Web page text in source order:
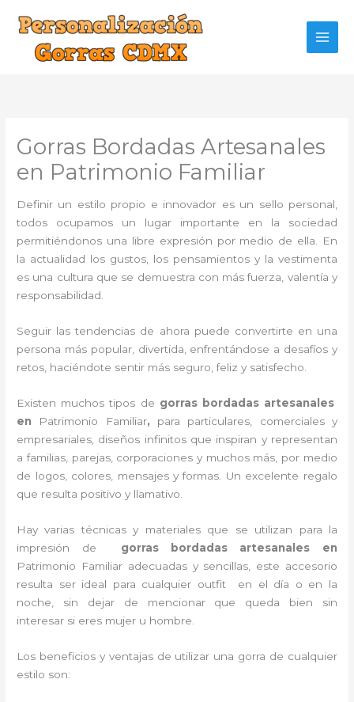
contenido
Gorras Bordadas Artesanales
en Patrimonio Familiar
Definir un estilo propio e innovador es un sello personal,
todos ocupamos un lugar importante en la sociedad
permitiéndonos una libre expresión por medio de ella. En
la actualidad los gustos, los pensamientos y la vestimenta
es una cultura que se demuestra con más fuerza, valentía y
responsabilidad.
Seguir las tendencias de ahora puede convertirte en una
persona más popular, divertida, enfrentándose a desafíos y
retos, haciéndote sentir más seguro, feliz y satisfecho.
Existen muchos tipos de gorras bordadas artesanales
en
Patrimonio Familiar, para particulares, comerciales y
empresariales, diseños infinitos que inspiran y representan
a familias, parejas, corporaciones y muchos más, por medio
de logos, colores, mensajes y formas. Un excelente regalo
que resulta positivo y llamativo.
Hay varias técnicas y materiales que se utilizan para la
impresión de gorras bordadas artesanales en
Patrimonio Familiar adecuadas y sencillas, este accesorio
resulta ser ideal para cualquier outfit en el día o en la
noche, sin dejar de mencionar que queda bien sin
interesar si eres mujer u hombre.
Los beneficios y ventajas de utilizar una gorra de cualquier
estilo son: